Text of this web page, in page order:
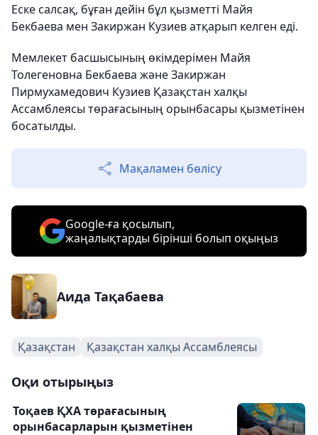
Еске салсақ, бұған дейін бұл қызметті Майя
Бекбаева мен Закиржан Кузиев атқарып келген еді.
Мемлекет басшысының өкімдерімен Майя
Толегеновна Бекбаева және Закиржан
Пирмухамедович Кузиев Қазақстан халқы
Ассамблеясы төрағасының орынбасары қызметінен
босатылды.
Мақаламен бөлісу
Google-ға қосылып,
жаңалықтарды бірінші болып оқыңыз
Аида Тақабаева
Қазақстан Қазақстан халқы Ассамблеясы
Оқи отырыңыз
Тоқаев ҚХА төрағасының
орынбасарларын қызметінен